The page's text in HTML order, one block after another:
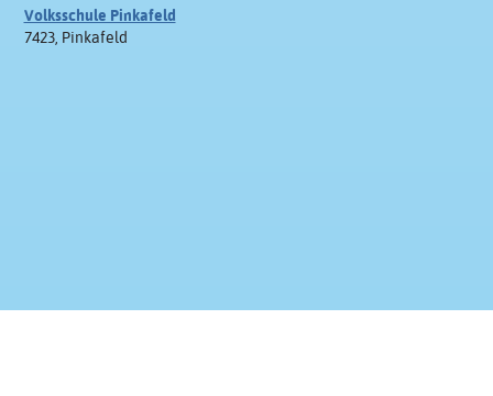
Volksschule Pinkafeld
7423, Pinkafeld